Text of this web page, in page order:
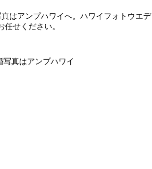
はアンプハワイへ。ハワイフォトウエ
せください。